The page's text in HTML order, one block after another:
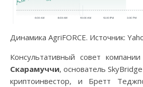
Динамика AgriFORCE. Источник:
Консультативный совет компании
Скарамуччи, основатель
криптоинвестор, и Бретт